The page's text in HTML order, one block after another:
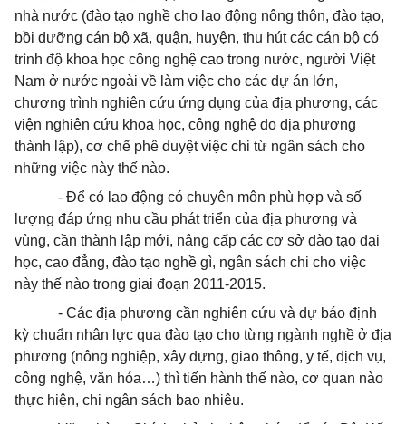
nhà nước (đào tạo nghề cho lao động nông thôn, đào tạo,
bồi dưỡng cán bộ xã, quận, huyện, thu hút các cán bộ có
trình độ khoa học công nghệ cao trong nước, người Việt
Nam ở nước ngoài về làm việc cho các dự án lớn,
chương trình nghiên cứu ứng dụng của địa phương, các
viện nghiên cứu khoa học, công nghệ do địa phương
thành lập), cơ chế phê duyệt việc chi từ ngân sách cho
những việc này thế nào.
- Để có lao động có chuyên môn phù hợp và số
lượng đáp ứng nhu cầu phát triển của địa phương và
vùng, cần thành lập mới, nâng cấp các cơ sở đào tạo đại
học, cao đẳng, đào tạo nghề gì, ngân sách chi cho việc
này thế nào trong giai đoạn 2011-2015.
- Các địa phương cần nghiên cứu và dự báo định
kỳ chuẩn nhân lực qua đào tạo cho từng ngành nghề ở địa
phương (nông nghiệp, xây dựng, giao thông, y tế, dịch vụ,
công nghệ, văn hóa…) thì tiến hành thế nào, cơ quan nào
thực hiện, chi ngân sách bao nhiêu.